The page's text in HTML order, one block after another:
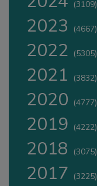
(3109)
2023 (4667)
2022 (5305)
2021 (3832)
2020 (4777)
2019 (4222)
2018 (3075)
2017 (3225)